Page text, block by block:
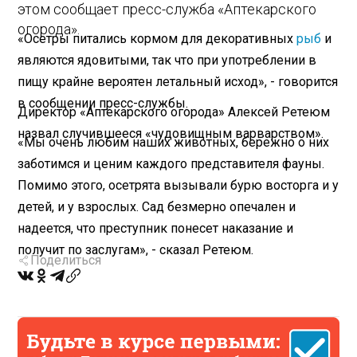
этом сообщает пресс-служба «Аптекарского
огорода».
«Осетры питались кормом для декоративныхрыб и
являются ядовитыми, так что при употреблении в
пищу крайне вероятен летальный исход», - говорится
в сообщении пресс-службы.
Директор «Аптекарского огорода» Алексей Ретеюм
назвал случившееся «чудовищным варварством».
«Мы очень любим наших животных, бережно о них
заботимся и ценим каждого представителя фауны.
Помимо этого, осетрята вызывали бурю восторга и у
детей, и у взрослых. Сад безмерно опечален и
надеется, что преступник понесет наказание и
получит по заслугам», - сказал Ретеюм.
Поделиться